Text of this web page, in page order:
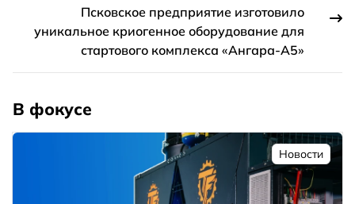
Псковское предприятие изготовило
уникальное криогенное оборудование для
стартового комплекса «Ангара-А5»
В фокусе
Новости